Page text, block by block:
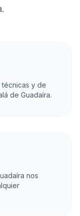
técnicas y de
de Guadaíra.
nos